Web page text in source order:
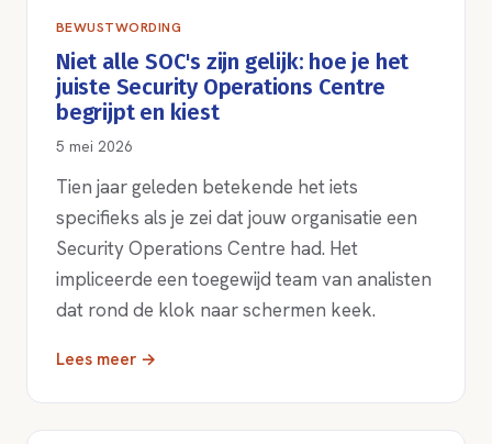
BEWUSTWORDING
Niet alle SOC's zijn gelijk: hoe je het
juiste Security Operations Centre
begrijpt en kiest
5 mei 2026
Tien jaar geleden betekende het iets
specifieks als je zei dat jouw organisatie een
Security Operations Centre had. Het
impliceerde een toegewijd team van analisten
dat rond de klok naar schermen keek.
Lees meer →